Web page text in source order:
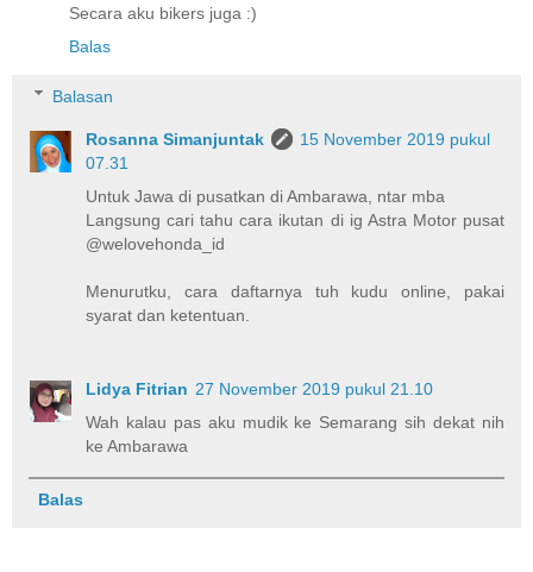
Secara aku bikers juga :)
Balas
Balasan
Rosanna Simanjuntak
15 November 2019 pukul
07.31
Untuk Jawa di pusatkan di Ambarawa, ntar mba
Langsung cari tahu cara ikutan di ig Astra Motor pusat
@welovehonda_id
Menurutku, cara daftarnya tuh kudu online, pakai
syarat dan ketentuan.
Lidya Fitrian 27 November 2019 pukul 21.10
Wah kalau pas aku mudik ke Semarang sih dekat nih
ke Ambarawa
Balas